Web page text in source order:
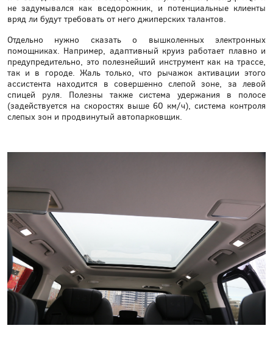
не задумывался как вседорожник, и потенциальные клиенты
вряд ли будут требовать от него джиперских талантов.
Отдельно нужно сказать о вышколенных электронных
помощниках. Например, адаптивный круиз работает плавно и
предупредительно, это полезнейший инструмент как на трассе,
так и в городе. Жаль только, что рычажок активации этого
ассистента находится в совершенно слепой зоне, за левой
спицей руля. Полезны также система удержания в полосе
(задействуется на скоростях выше 60 км/ч), система контроля
слепых зон и продвинутый автопарковщик.